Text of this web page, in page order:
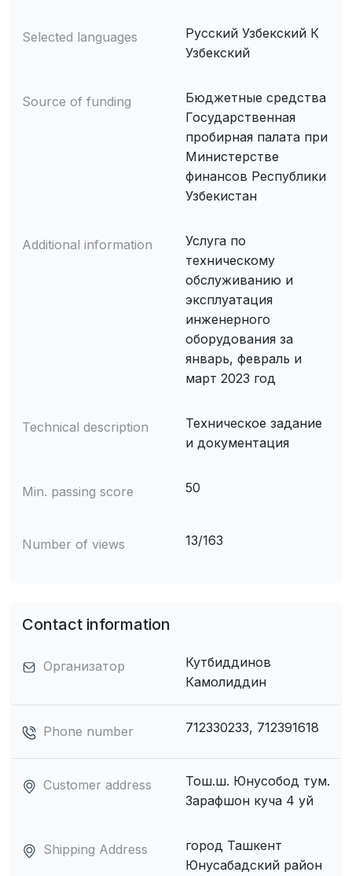
Selected languages
Русский Узбекский К
Узбекский
Source of funding
Бюджетные средства
Государственная
пробирная палата при
Министерстве
финансов Республики
Узбекистан
Additional information
Услуга по
техническому
обслуживанию и
эксплуатация
инженерного
оборудования за
январь, февраль и
март 2023 год
Technical description
Техническое задание
и документация
Min. passing score 50
Number of views 13/163
Contact information
Организатор
Кутбиддинов
Камолиддин
Phone number 712330233, 712391618
Customer address
Тош.ш. Юнусобод тум.
Зарафшон куча 4 уй
Shipping Address
город Ташкент
Юнусабадский район